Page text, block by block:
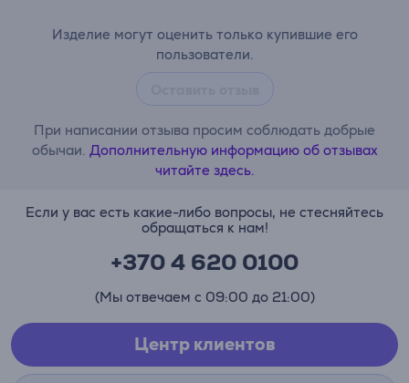
Изделие могут оценить только купившие его
пользователи.
При написании отзыва просим соблюдать добрые
обычаи. Дополнительную информацию об отзывах
читайте здесь.
Если у вас есть какие-либо вопросы, не стесняйтесь
обращаться к нам!
+370 4 620 0100
(Мы отвечаем с 09:00 до 21:00)
Центр клиентов